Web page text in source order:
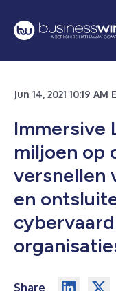
Jun 14, 2021 10:19
Immersive
miljoen op
versnellen
en
Share